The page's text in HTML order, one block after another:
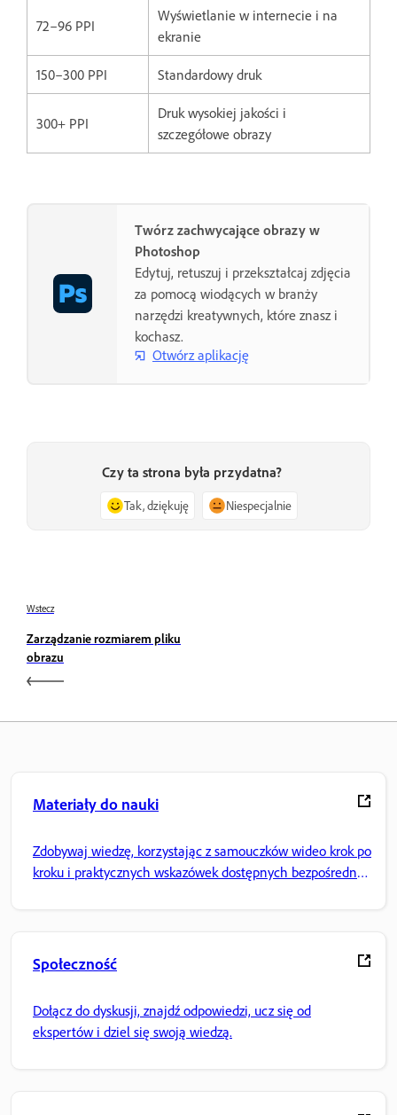
72–96 PPI
Wyświetlanie w internecie i na
ekranie
150–300 PPI Standardowy druk
300+ PPI
Druk wysokiej jakości i
szczegółowe obrazy
Twórz zachwycające obrazy w
Photoshop
Edytuj, retuszuj i przekształcaj zdjęcia
za pomocą wiodących w branży
narzędzi kreatywnych, które znasz i
kochasz.
Otwórz aplikację
Czy ta strona była przydatna?
Tak, dziękuję Niespecjalnie
Wstecz
Zarządzanie rozmiarem pliku
obrazu
Materiały do nauki
Zdobywaj wiedzę, korzystając z samouczków wideo krok po
kroku i praktycznych wskazówek dostępnych bezpośrednio
Społeczność
Dołącz do dyskusji, znajdź odpowiedzi, ucz się od
ekspertów i dziel się swoją wiedzą.